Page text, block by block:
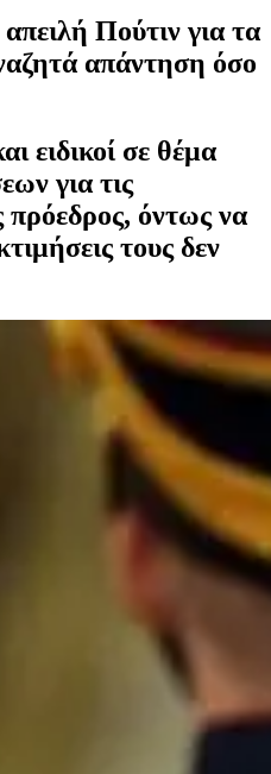
Πούτιν για τα
απάντηση όσο
ειδικοί σε θέμα
για τις
πρόεδρος, όντως να
τους δεν